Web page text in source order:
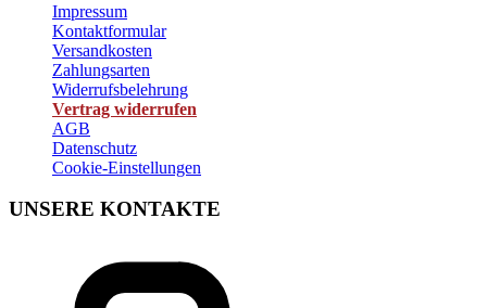
Impressum
Kontaktformular
Versandkosten
Zahlungsarten
Widerrufsbelehrung
Vertrag widerrufen
AGB
Datenschutz
Cookie-Einstellungen
UNSERE KONTAKTE